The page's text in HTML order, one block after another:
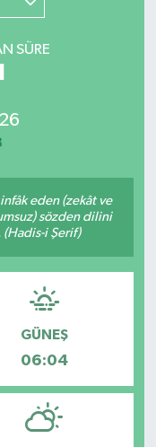
SÜRE
eden (zekât ve
sözden dilini
i Şerif)
GÜNEŞ
06:04